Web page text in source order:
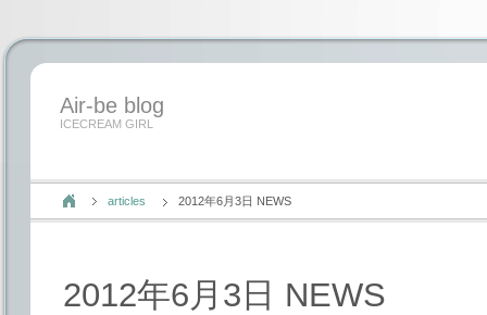
Air-be blog
ICECREAM GIRL
articles 2012年6月3日 NEWS
2012年6月3日 NEWS